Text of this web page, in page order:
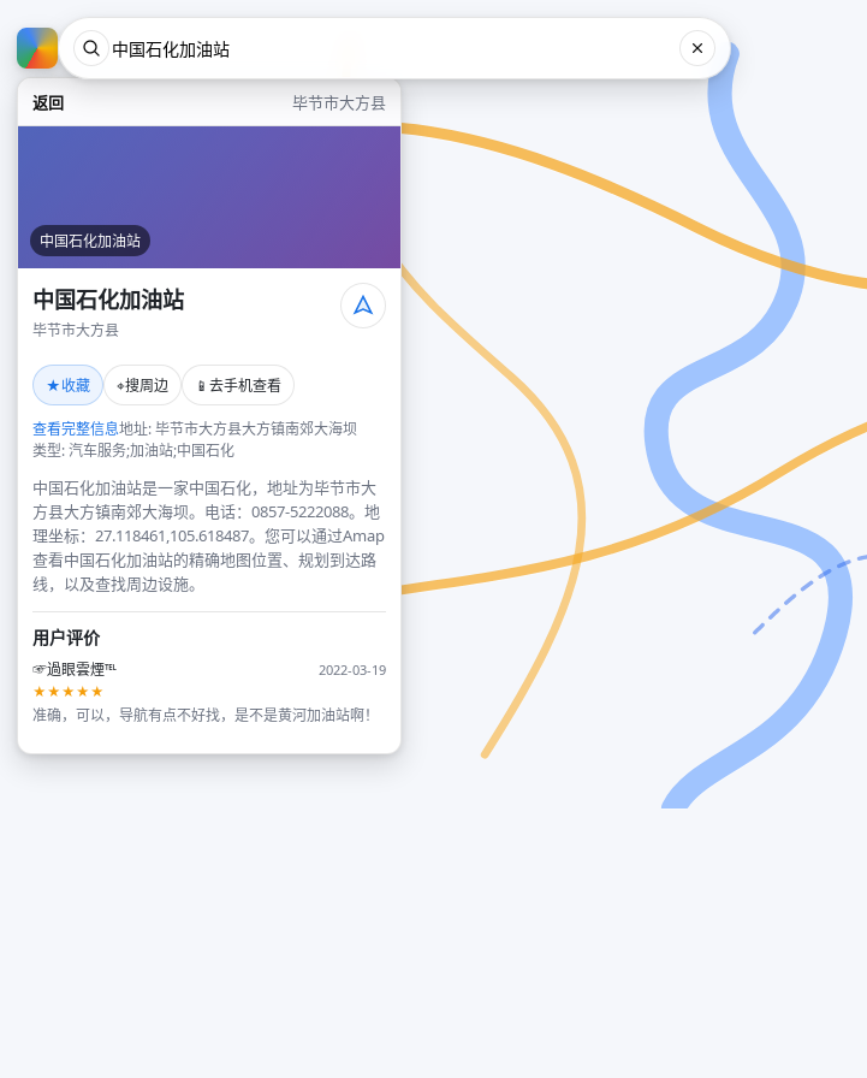
返回 毕节市大方县
中国石化加油站
中国石化加油站
毕节市大方县
★收藏 ⌖搜周边 📱 去手机查看
查看完整信息地址: 毕节市大方县大方镇南郊大海坝
类型: 汽车服务;加油站;中国石化
中国石化加油站是一家中国石化，地址为毕节市大
方县大方镇南郊大海坝。电话：0857-5222088。地
理坐标：27.118461,105.618487。您可以通过Amap
查看中国石化加油站的精确地图位置、规划到达路
线，以及查找周边设施。
用户评价
☞過眼雲煙℡
2022-03-19
★★★★★
准确，可以，导航有点不好找，是不是黄河加油站啊！